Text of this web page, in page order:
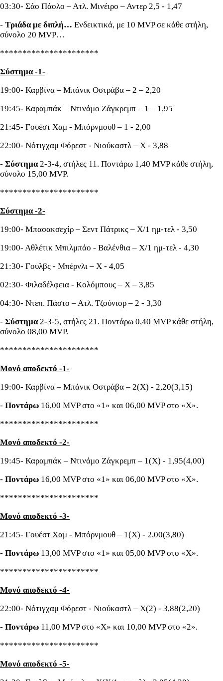
03:30- Σάο Πάολο – Ατλ. Μινέιρο – Αντερ 2,5 - 1,47
- Τριάδα με διπλή… Ενδεικτικά, με 10 MVP σε κάθε στήλη,
σύνολο 20 MVP…
**********************
Σύστημα -1-
19:00- Καρβίνα – Μπάνικ Οστράβα – 2 – 2,20
19:45- Καραμπάκ – Ντινάμο Ζάγκρεμπ – 1 – 1,95
21:45- Γουέστ Χαμ - Μπόρνμουθ – 1 - 2,00
22:00- Νότιγχαμ Φόρεστ - Νιούκαστλ – Χ - 3,88
- Σύστημα2-3-4, στήλες 11. Ποντάρω 1,40 MVP κάθε στήλη,
σύνολο 15,00 MVP.
**********************
Σύστημα -2-
19:00- Μπασακσεχίρ – Σεντ Πάτρικς – Χ/1 ημ-τελ - 3,50
19:00- Αθλέτικ Μπιλμπάο - Βαλένθια – Χ/1 ημ-τελ - 4,30
21:30- Γουλβς - Μπέρνλι – Χ - 4,05
02:30- Φιλαδέλφεια - Κολόμπους – Χ – 3,85
04:30- Ντεπ. Πάστο – Ατλ. Τζούνιορ – 2 - 3,30
- Σύστημα2-3-5, στήλες 21. Ποντάρω 0,40 MVP κάθε στήλη,
σύνολο 08,00 MVP.
**********************
Μονό αποδεκτό -1-
19:00- Καρβίνα – Μπάνικ Οστράβα – 2(Χ) - 2,20(3,15)
- Ποντάρω 16,00 MVP στο «1» και 06,00 MVP στο «Χ».
**********************
Μονό αποδεκτό -2-
19:45- Καραμπάκ – Ντινάμο Ζάγκρεμπ – 1(Χ) - 1,95(4,00)
- Ποντάρω 16,00 MVP στο «1» και 06,00 MVP στο «Χ».
**********************
Μονό αποδεκτό -3-
21:45- Γουέστ Χαμ - Μπόρνμουθ – 1(Χ) - 2,00(3,80)
- Ποντάρω 13,00 MVP στο «1» και 05,00 MVP στο «Χ».
**********************
Μονό αποδεκτό -4-
22:00- Νότιγχαμ Φόρεστ - Νιούκαστλ – Χ(2) - 3,88(2,20)
- Ποντάρω 11,00 MVP στο «Χ» και 10,00 MVP στο «2».
**********************
Μονό αποδεκτό -5-